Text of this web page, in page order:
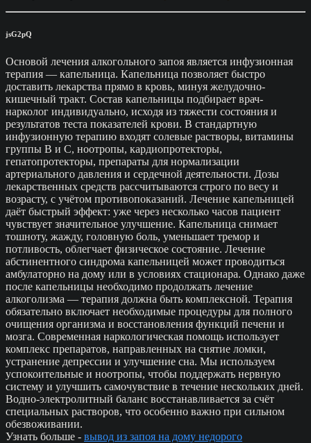
jsG2pQ
Основой лечения алкогольного запоя является инфузионная
терапия — капельница. Капельница позволяет быстро
доставить лекарства прямо в кровь, минуя желудочно-
кишечный тракт. Состав капельницы подбирает врач-
нарколог индивидуально, исходя из тяжести состояния и
результатов теста показателей крови. В стандартную
инфузионную терапию входят солевые растворы, витамины
группы B и C, ноотропы, кардиопротекторы,
гепатопротекторы, препараты для нормализации
артериального давления и сердечной деятельности. Дозы
лекарственных средств рассчитываются строго по весу и
возрасту, с учётом противопоказаний. Лечение капельницей
даёт быстрый эффект: уже через несколько часов пациент
чувствует значительное улучшение. Капельница снимает
тошноту, жажду, головную боль, уменьшает тремор и
потливость, облегчает физическое состояние. Лечение
абстинентного синдрома капельницей может проводиться
амбулаторно на дому или в условиях стационара. Однако даже
после капельницы необходимо продолжать лечение
алкоголизма — терапия должна быть комплексной. Терапия
обязательно включает необходимые процедуры для полного
очищения организма и восстановления функций печени и
мозга. Современная наркологическая помощь использует
комплекс препаратов, направленных на снятие ломки,
устранение депрессии и улучшение сна. Мы используем
успокоительные и ноотропы, чтобы поддержать нервную
систему и улучшить самочувствие в течение нескольких дней.
Водно-электролитный баланс восстанавливается за счёт
специальных растворов, что особенно важно при сильном
обезвоживании.
Узнать больше - вывод из запоя на дому недорого